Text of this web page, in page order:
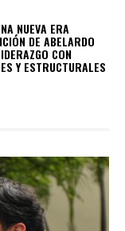
NUEVA ERA
DE ABELARDO
CON
Y ESTRUCTURALES